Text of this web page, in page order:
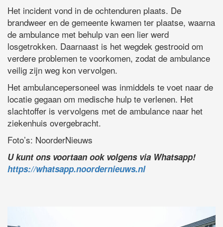
Het incident vond in de ochtenduren plaats. De
brandweer en de gemeente kwamen ter plaatse, waarna
de ambulance met behulp van een lier werd
losgetrokken. Daarnaast is het wegdek gestrooid om
verdere problemen te voorkomen, zodat de ambulance
veilig zijn weg kon vervolgen.
Het ambulancepersoneel was inmiddels te voet naar de
locatie gegaan om medische hulp te verlenen. Het
slachtoffer is vervolgens met de ambulance naar het
ziekenhuis overgebracht.
Foto’s: NoorderNieuws
U kunt ons voortaan ook volgens via Whatsapp!
https://whatsapp.noordernieuws.nl